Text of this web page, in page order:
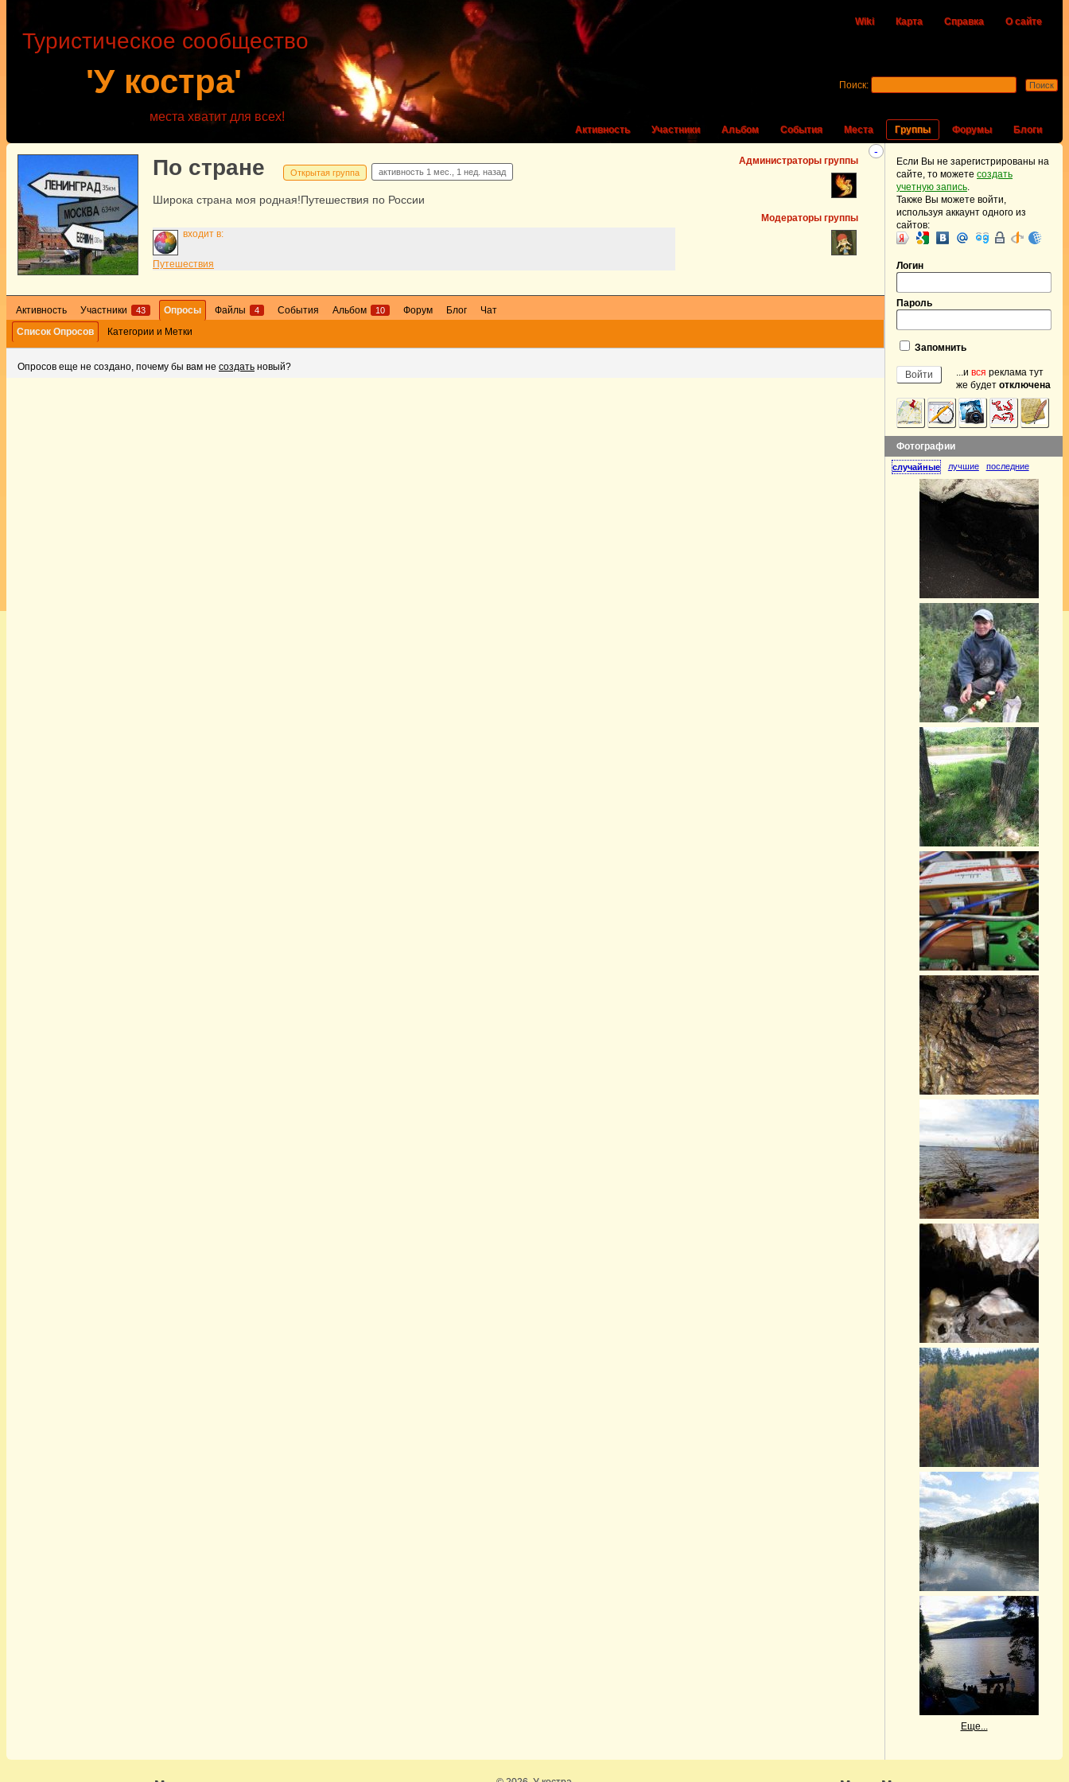
Wiki Карта Справка О сайте
'У костра'
Туристическое сообщество
места хватит для всех!
Активность Участники Альбом События Места Группы Форумы Блоги
Поиск:
-
Администраторы группы
Модераторы группы
По стране Открытая группа активность 1 мес., 1 нед. назад
Широка страна моя родная!Путешествия по России
входит в:
Путешествия
Активность Участники 43 Опросы Файлы 4 События Альбом 10 Форум Блог
Чат
Список Опросов
Категории и Метки
Опросов еще не создано, почему бы вам не создать новый?
Если Вы не зарегистрированы на
сайте, то можете создать
учетную запись.
Также Вы можете войти,
используя аккаунт одного из
сайтов:
Логин
Пароль
Запомнить
...и вся реклама тут
же будет отключена
Фотографии
случайные лучшие последние
Еще...